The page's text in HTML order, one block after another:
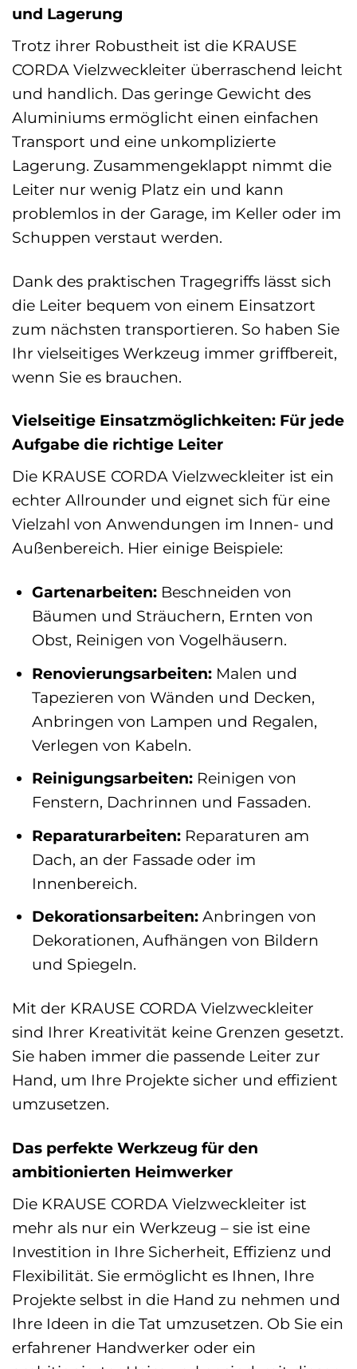
und Lagerung
Trotz ihrer Robustheit ist die KRAUSE
CORDA Vielzweckleiter überraschend leicht
und handlich. Das geringe Gewicht des
Aluminiums ermöglicht einen einfachen
Transport und eine unkomplizierte
Lagerung. Zusammengeklappt nimmt die
Leiter nur wenig Platz ein und kann
problemlos in der Garage, im Keller oder im
Schuppen verstaut werden.
Dank des praktischen Tragegriffs lässt sich
die Leiter bequem von einem Einsatzort
zum nächsten transportieren. So haben Sie
Ihr vielseitiges Werkzeug immer griffbereit,
wenn Sie es brauchen.
Vielseitige Einsatzmöglichkeiten: Für jede
Aufgabe die richtige Leiter
Die KRAUSE CORDA Vielzweckleiter ist ein
echter Allrounder und eignet sich für eine
Vielzahl von Anwendungen im Innen- und
Außenbereich. Hier einige Beispiele:
Gartenarbeiten:Beschneiden von
Bäumen und Sträuchern, Ernten von
Obst, Reinigen von Vogelhäusern.
Renovierungsarbeiten:Malen und
Tapezieren von Wänden und Decken,
Anbringen von Lampen und Regalen,
Verlegen von Kabeln.
Reinigungsarbeiten:Reinigen von
Fenstern, Dachrinnen und Fassaden.
Reparaturarbeiten:Reparaturen am
Dach, an der Fassade oder im
Innenbereich.
Dekorationsarbeiten:Anbringen von
Dekorationen, Aufhängen von Bildern
und Spiegeln.
Mit der KRAUSE CORDA Vielzweckleiter
sind Ihrer Kreativität keine Grenzen gesetzt.
Sie haben immer die passende Leiter zur
Hand, um Ihre Projekte sicher und effizient
umzusetzen.
Das perfekte Werkzeug für den
ambitionierten Heimwerker
Die KRAUSE CORDA Vielzweckleiter ist
mehr als nur ein Werkzeug – sie ist eine
Investition in Ihre Sicherheit, Effizienz und
Flexibilität. Sie ermöglicht es Ihnen, Ihre
Projekte selbst in die Hand zu nehmen und
Ihre Ideen in die Tat umzusetzen. Ob Sie ein
erfahrener Handwerker oder ein